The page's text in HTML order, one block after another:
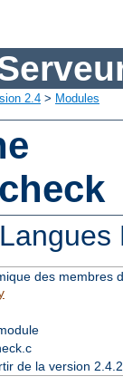
2.4 > Modules
des membres
de la version